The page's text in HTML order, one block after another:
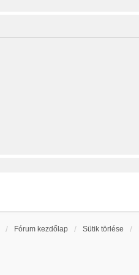
Fórum kezdőlap Sütik törlése